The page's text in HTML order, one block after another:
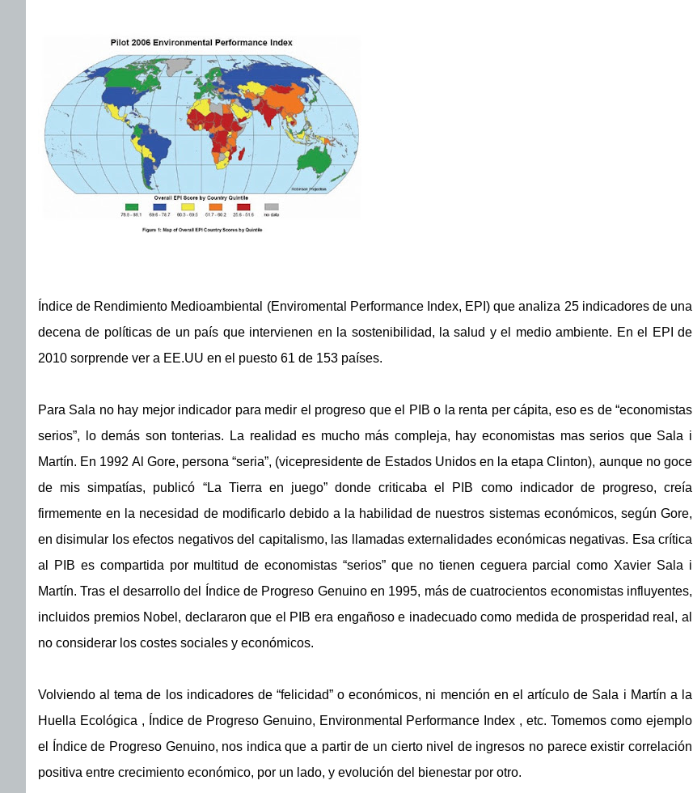
Índice de Rendimiento Medioambiental (Enviromental Performance Index, EPI) que analiza 25 indicadores de una
decena de políticas de un país que intervienen en la sostenibilidad, la salud y el medio ambiente. En el EPI de
2010 sorprende ver a EE.UU en el puesto 61 de 153 países.
Para Sala no hay mejor indicador para medir el progreso que el PIB o la renta per cápita, eso es de “economistas
serios”, lo demás son tonterias. La realidad es mucho más compleja, hay economistas mas serios que Sala i
Martín. En 1992 Al Gore, persona “seria”, (vicepresidente de Estados Unidos en la etapa Clinton), aunque no goce
de mis simpatías, publicó “La Tierra en juego” donde criticaba el PIB como indicador de progreso, creía
firmemente en la necesidad de modificarlo debido a la habilidad de nuestros sistemas económicos, según Gore,
en disimular los efectos negativos del capitalismo, las llamadas externalidades económicas negativas. Esa crítica
al PIB es compartida por multitud de economistas “serios” que no tienen ceguera parcial como Xavier Sala i
Martín. Tras el desarrollo del Índice de Progreso Genuino en 1995, más de cuatrocientos economistas influyentes,
incluidos premios Nobel, declararon que el PIB era engañoso e inadecuado como medida de prosperidad real, al
no considerar los costes sociales y económicos.
Volviendo al tema de los indicadores de “felicidad” o económicos, ni mención en el artículo de Sala i Martín a la
Huella Ecológica , Índice de Progreso Genuino, Environmental Performance Index , etc. Tomemos como ejemplo
el Índice de Progreso Genuino, nos indica que a partir de un cierto nivel de ingresos no parece existir correlación
positiva entre crecimiento económico, por un lado, y evolución del bienestar por otro.